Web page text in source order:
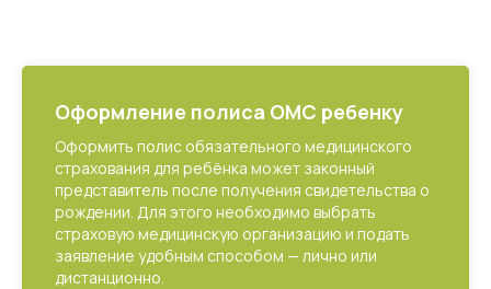
Оформление полиса ОМС ребенку
Оформить полис обязательного медицинского
страхования для ребёнка может законный
представитель после получения свидетельства о
рождении. Для этого необходимо выбрать
страховую медицинскую организацию и подать
заявление удобным способом — лично или
дистанционно.